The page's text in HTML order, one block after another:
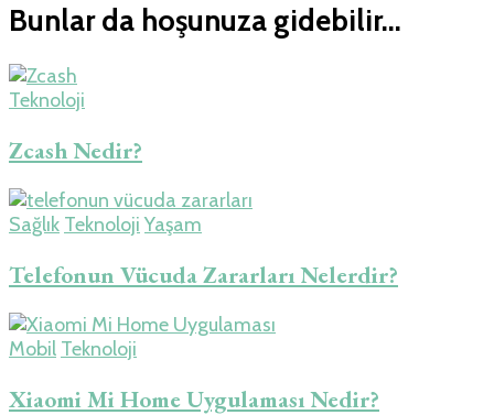
Bunlar da hoşunuza gidebilir...
Teknoloji
Zcash Nedir?
Sağlık Teknoloji Yaşam
Telefonun Vücuda Zararları Nelerdir?
Mobil Teknoloji
Xiaomi Mi Home Uygulaması Nedir?